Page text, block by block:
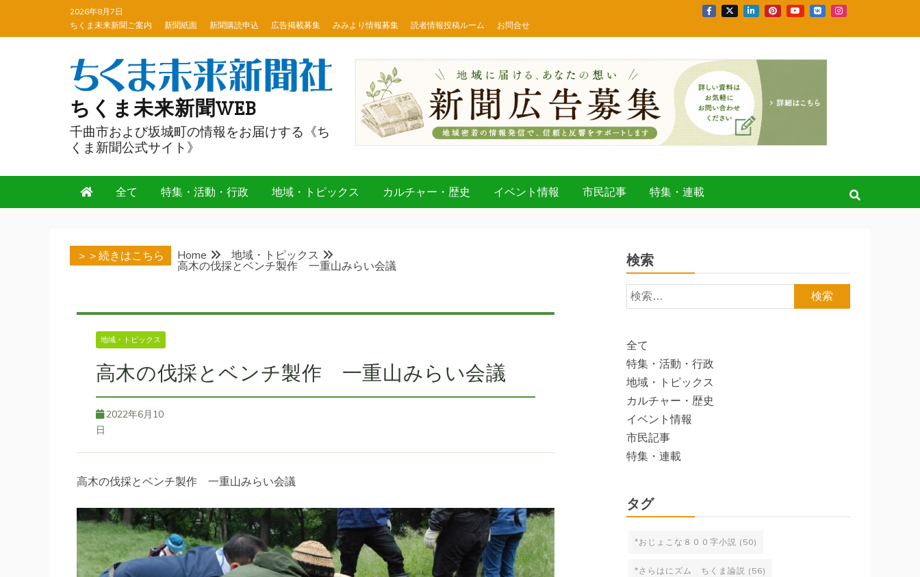
2026年8月7日
ちくま未来新聞ご案内
新聞紙面 新聞購読申込 広告掲載募集 みみより情報募集 読者情報投稿ルーム お問合せ
ちくま未来新聞WEB
千曲市および坂城町の情報をお届けする《ち
くま新聞公式サイト》
全て 特集・活動・行政 地域・トピックス カルチャー・歴史 イベント情報 市民記事 特集・連載
＞＞続きはこちら Home
地域・トピックス
高木の伐採とベンチ製作 一重山みらい会議
地域・トピックス
高木の伐採とベンチ製作 一重山みらい会議
2022年6月10
日
高木の伐採とベンチ製作 一重山みらい会議
検索
検
索:
全て
特集・活動・行政
地域・トピックス
カルチャー・歴史
イベント情報
市民記事
特集・連載
タグ
*おじょこな８００字小説 (50)
*さらはにズム ちくま論説 (56)